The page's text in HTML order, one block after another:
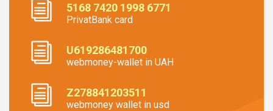
5168 7420 1998 6771
PrivatBank card
U619286481700
webmoney-wallet in UAH
Z278841203511
webmoney wallet in usd